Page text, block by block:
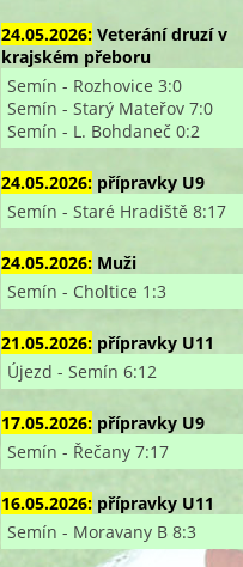
24.05.2026: Veterání druzí v
krajském přeboru
Semín - Rozhovice 3:0
Semín - Starý Mateřov 7:0
Semín - L. Bohdaneč 0:2
24.05.2026: přípravky U9
Semín - Staré Hradiště 8:17
24.05.2026: Muži
Semín - Choltice 1:3
21.05.2026: přípravky U11
Újezd - Semín 6:12
17.05.2026: přípravky U9
Semín - Řečany 7:17
16.05.2026: přípravky U11
Semín - Moravany B 8:3